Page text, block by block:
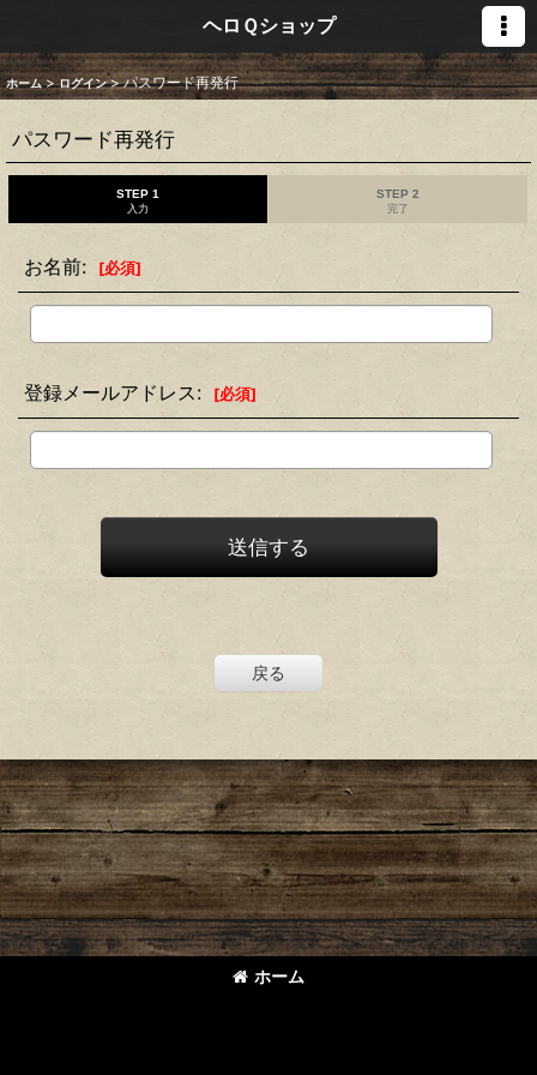
ヘロＱショップ
ホーム > ログイン > パスワード再発行
パスワード再発行
STEP 1
入力
STEP 2
完了
お名前: [必須]
登録メールアドレス: [必須]
送信する
戻る
ホーム